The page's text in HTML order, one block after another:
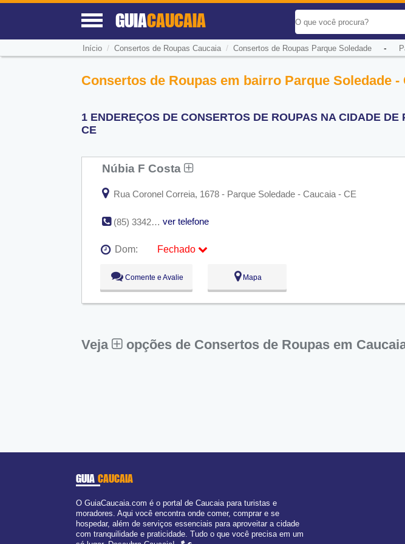
GUIACAUCAIA
Início / Consertos de Roupas Caucaia/ Consertos de Roupas Parque Soledade-
Consertos de Roupas em bairro Parque Soledade -
1 ENDEREÇOS DE CONSERTOS DE ROUPAS NA CIDADE DE
CE
Núbia F Costa
Rua Coronel Correia, 1678 - Parque Soledade - Caucaia - CE
(85) 3342-3500 ver telefone
Dom:
Fechado
Seg:
Ter:
09:00 - 18:00
Qua:
09:00 - 18:00
Qui:
09:00 - 18:00
Comente e Avalie Mapa
Veja opções de Consertos de Roupas em
GUIACAUCAIA
O GuiaCaucaia.com é o portal de Caucaia para turistas e
moradores. Aqui você encontra onde comer, comprar e se
hospedar, além de serviços essenciais para aproveitar a cidade
com tranquilidade e praticidade. Tudo o que você precisa em um